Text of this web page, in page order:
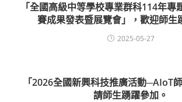
「全國高級中等學校專業群科114年專
賽成果發表暨展覽會」，歡迎師生
2025-05-27
「2026全國新興科技推廣活動─AIoT
請師生踴躍參加。